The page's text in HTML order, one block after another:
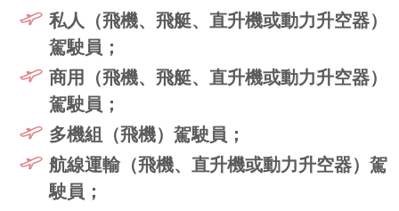
私人（飛機、飛艇、直升機或動力升空器）
駕駛員；
商用（飛機、飛艇、直升機或動力升空器）
駕駛員；
多機組（飛機）駕駛員；
航線運輸（飛機、直升機或動力升空器）駕
駛員；